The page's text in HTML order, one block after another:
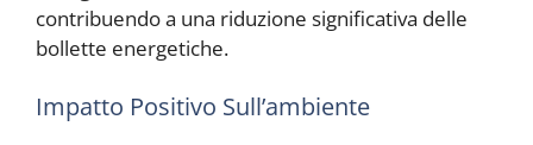
contribuendo a una riduzione significativa delle
bollette energetiche.
Impatto Positivo Sull’ambiente